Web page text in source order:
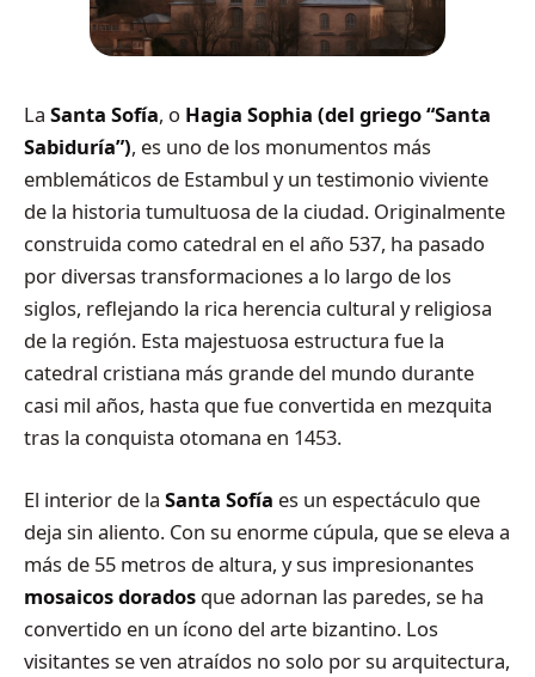
La Santa Sofía, o Hagia Sophia (del griego “Santa
Sabiduría”), es uno de los monumentos más
emblemáticos de Estambul y un testimonio viviente
de la historia tumultuosa de la ciudad. Originalmente
construida como catedral en el año 537, ha pasado
por diversas transformaciones a lo largo de los
siglos, reflejando la rica herencia cultural y religiosa
de la región. Esta majestuosa estructura fue la
catedral cristiana más grande del mundo durante
casi mil años, hasta que fue convertida en mezquita
tras la conquista otomana en 1453.
El interior de la Santa Sofía es un espectáculo que
deja sin aliento. Con su enorme cúpula, que se eleva a
más de 55 metros de altura, y sus impresionantes
mosaicos dorados que adornan las paredes, se ha
convertido en un ícono del arte bizantino. Los
visitantes se ven atraídos no solo por su arquitectura,